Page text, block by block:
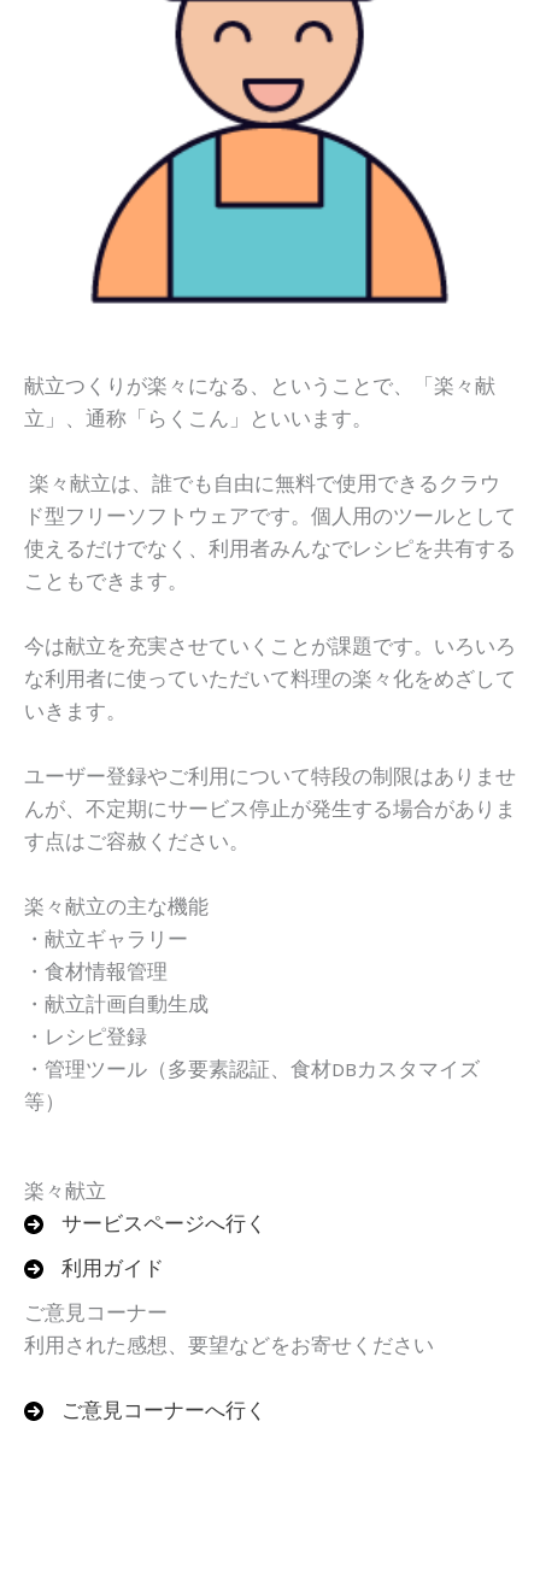
献立つくりが楽々になる、ということで、「楽々献
立」、通称「らくこん」といいます。
楽々献立は、誰でも自由に無料で使用できるクラウ
ド型フリーソフトウェアです。個人用のツールとして
使えるだけでなく、利用者みんなでレシピを共有する
こともできます。
今は献立を充実させていくことが課題です。いろいろ
な利用者に使っていただいて料理の楽々化をめざして
いきます。
ユーザー登録やご利用について特段の制限はありませ
んが、不定期にサービス停止が発生する場合がありま
す点はご容赦ください。
楽々献立の主な機能
・献立ギャラリー
・食材情報管理
・献立計画自動生成
・レシピ登録
・管理ツール（多要素認証、食材DBカスタマイズ
等）
楽々献立
サービスページへ行く
利用ガイド
ご意見コーナー
利用された感想、要望などをお寄せください
ご意見コーナーへ行く